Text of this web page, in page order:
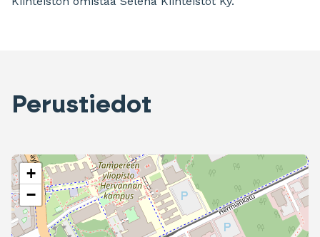
Perustiedot
+
−